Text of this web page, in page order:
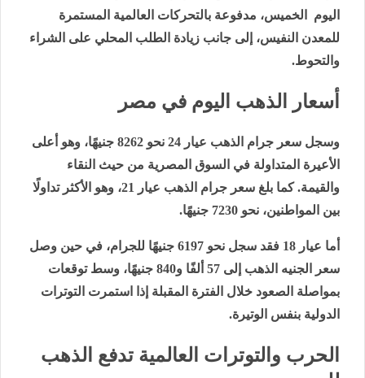
اليوم الخميس، مدفوعة بالتحركات العالمية المستمرة
للمعدن النفيس، إلى جانب زيادة الطلب المحلي على الشراء
والتحوط.
أسعار الذهب اليوم في مصر
وسجل سعر جرام الذهب عيار 24 نحو 8262 جنيهًا، وهو أعلى
الأعيرة المتداولة في السوق المصرية من حيث النقاء
والقيمة. كما بلغ سعر جرام الذهب عيار 21، وهو الأكثر تداولًا
بين المواطنين، نحو 7230 جنيهًا.
أما عيار 18 فقد سجل نحو 6197 جنيهًا للجرام، في حين وصل
سعر الجنيه الذهب إلى 57 ألفًا و840 جنيهًا، وسط توقعات
بمواصلة الصعود خلال الفترة المقبلة إذا استمرت التوترات
الدولية بنفس الوتيرة.
الحرب والتوترات العالمية تدفع الذهب